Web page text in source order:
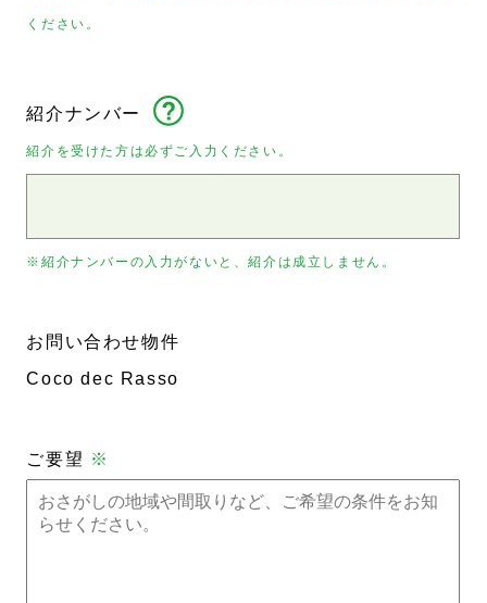
ください。
紹介ナンバー
紹介を受けた方は必ずご入力ください。
※紹介ナンバーの入力がないと、紹介は成立しません。
お問い合わせ物件
Coco dec Rasso
ご要望 ※